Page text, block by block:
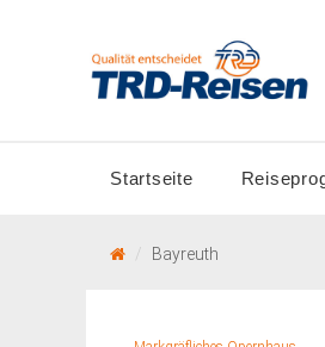
Startseite
Bayreuth